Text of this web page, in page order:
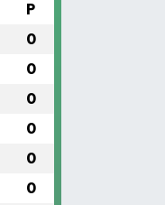
P
0
0
0
0
0
0